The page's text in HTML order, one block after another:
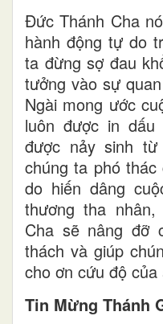
Đức Thánh Cha
hành động tự do
ta đừng sợ đau
tưởng vào sự
Ngài mong ước
luôn được in dấu
được nảy sinh
chúng ta phó
do hiến dâng
thương tha
Cha sẽ nâng đỡ
thách và giúp
cho ơn cứu độ
Tin Mừng Thánh